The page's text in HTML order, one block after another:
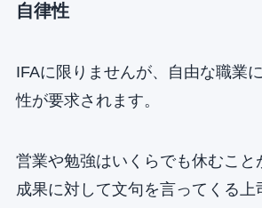
自律性
IFAに限りませんが、自由な職業
性が要求されます。
営業や勉強はいくらでも休むこと
成果に対して文句を言ってくる上